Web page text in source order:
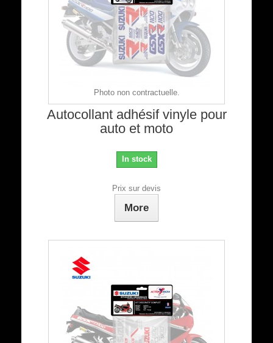
Photo non contractuelle.
Autocollant adhésif vinyle pour
auto et moto
In stock
Prix sur devis
More